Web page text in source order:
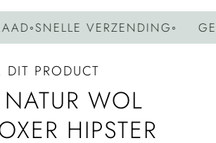
◦SNELLE VERZENDING◦ GEEN
DIT PRODUCT
WOL
HIPSTER